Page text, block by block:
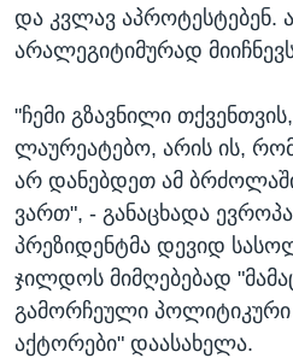
და კვლავ აპროტესტებენ.
არალეგიტიმურად
"ჩემი გზავნილი
ლაურეატებო, არის ის,
არ დანებდეთ ამ
ვართ", - განაცხადა
პრეზიდენტმა დევიდ
ჯილდოს მიმღებებად
გამორჩეული
აქტორები" დაასახელა.